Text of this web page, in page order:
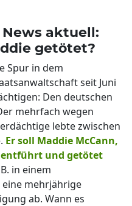
News aktuell:
getötet?
Spur in dem
seit Juni
Den deutschen
mehrfach wegen
lebte zwischen
Er soll Maddie McCann,
entführt und getötet
in einem
eine mehrjährige
ab. Wann es